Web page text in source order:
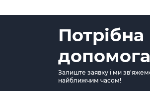
Потрібна
Залиште заявку і ми
найближчим часом!